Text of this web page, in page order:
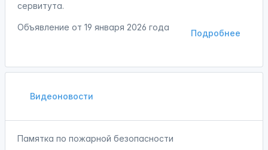
сервитута.
Подробнее
Объявление от 19 января 2026 года
Видеоновости
Памятка по пожарной безопасности